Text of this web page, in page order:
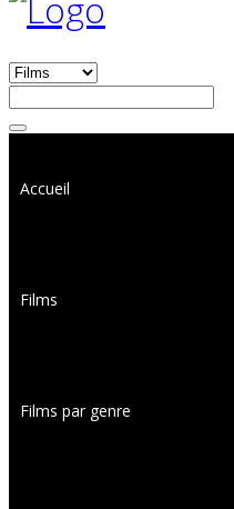
Accueil
Films
Films par genre